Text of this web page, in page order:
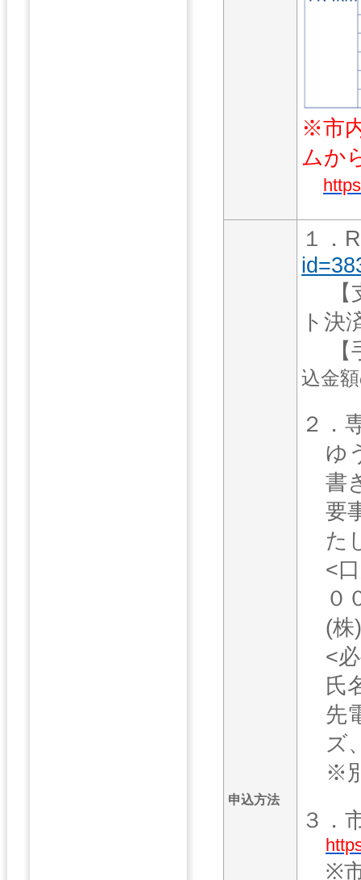
※市
ムか
申込方法
１
【
ト決
【
込金
２．
ゆ
書
要
た
<
０
(株
<
氏
先
ズ
※
３．
※